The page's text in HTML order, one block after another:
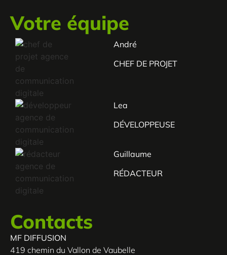
Votre équipe
André
CHEF DE PROJET
Lea
DÉVELOPPEUSE
Guillaume
RÉDACTEUR
Contacts
MF DIFFUSION
419 chemin du Vallon de Vaubelle